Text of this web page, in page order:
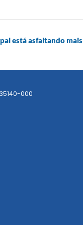
está asfaltando
35140-000